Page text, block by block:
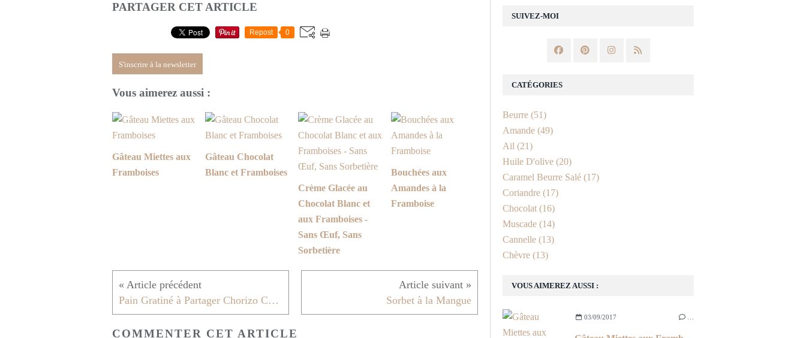
PARTAGER CET ARTICLE
Repost 0
S'inscrire à la newsletter
Vous aimerez aussi :
Gâteau Miettes aux
Framboises
Gâteau Chocolat
Blanc et Framboises
Crème Glacée au
Chocolat Blanc et
aux Framboises -
Sans Œuf, Sans
Sorbetière
Bouchées aux
Amandes à la
Framboise
Pain Gratiné à Partager Chorizo Comté Sorbet à la Mangue
COMMENTER CET ARTICLE
SUIVEZ-MOI
VOUS AIMEREZ AUSSI :
03/09/2017
CATÉGORIES
Beurre (51)
Amande (49)
Ail (21)
Huile D'olive (20)
Caramel Beurre Salé (17)
Coriandre (17)
Chocolat (16)
Muscade (14)
Cannelle (13)
Chèvre (13)